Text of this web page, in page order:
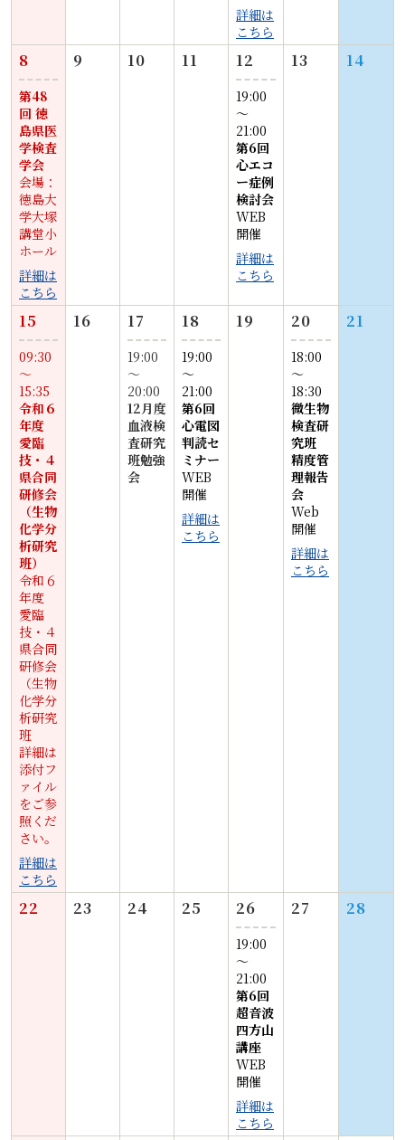
詳細は
こちら
8
第48
回 徳
島県医
学検査
学会
会場：
徳島大
学大塚
講堂小
ホール
詳細は
こちら
9 10 11 12
19:00
〜
21:00
第6回
心エコ
ー症例
検討会
WEB
開催
詳細は
こちら
13 14
15
09:30
〜
15:35
令和６
年度
愛臨
技・４
県合同
研修会
（生物
化学分
析研究
班）
令和６
年度
愛臨
技・４
県合同
研修会
（生物
化学分
析研究
班
詳細は
添付フ
ァイル
をご参
照くだ
さい。
詳細は
こちら
16 17
19:00
〜
20:00
12月度
血液検
査研究
班勉強
会
18
19:00
〜
21:00
第6回
心電図
判読セ
ミナー
WEB
開催
詳細は
こちら
19 20
18:00
〜
18:30
微生物
検査研
究班
精度管
理報告
会
Web
開催
詳細は
こちら
21
22 23 24 25 26
19:00
〜
21:00
第6回
超音波
四方山
講座
WEB
開催
詳細は
こちら
27 28